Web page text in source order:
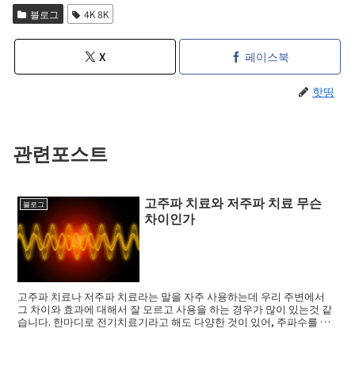
블로그 4K 8K
X 페이스북
핫띵
관련포스트
블로그
고주파 치료와 저주파 치료 무슨
차이인가
고주파 치료나 저주파 치료라는 말을 자주 사용하는데 우리 주변에서
그 차이와 효과에 대해서 잘 모르고 사용을 하는 경우가 많이 있는것 같
습니다. 한마디로 전기치료기라고 해도 다양한 것이 있어, 주파수를 바